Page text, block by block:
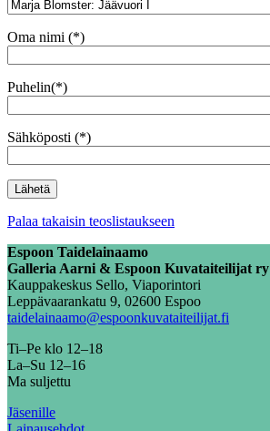
Oma nimi (*)
Puhelin(*)
Sähköposti (*)
Palaa takaisin teoslistaukseen
Espoon Taidelainaamo
Galleria Aarni & Espoon Kuvataiteilijat ry
Kauppakeskus Sello, Viaporintori
Leppävaarankatu 9, 02600 Espoo
taidelainaamo@espoonkuvataiteilijat.fi
Ti–Pe klo 12–18
La–Su 12–16
Ma suljettu
Jäsenille